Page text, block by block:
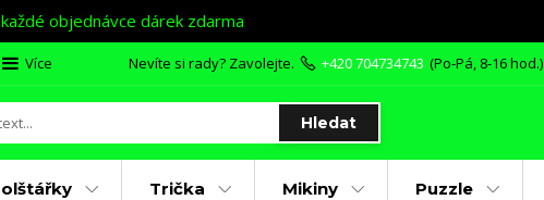
objednávce dárek zdarma
Více
Hledat
Nevíte si rady? Zavolejte. +420 704734743 (Po-Pá, 8-16 hod.)
Trička Mikiny Puzzle